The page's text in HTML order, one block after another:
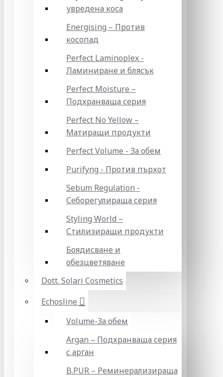
увредена коса
Energising – Против
косопад
Perfect Laminoplex -
Ламиниране и блясък
Perfect Moisture –
Подхранваща серия
Perfect No Yellow –
Матиращи продукти
Perfect Volume - За обем
Purifyng - Против пърхот
Sebum Regulation -
Себорегулираща серия
Styling World –
Стилизиращи продукти
Боядисване и
обезцветяване
Dott. Solari Cosmetics
Echosline
Volume-За обем
Argan – Подхранваща серия
с арган
B.PUR – Реминерализираща